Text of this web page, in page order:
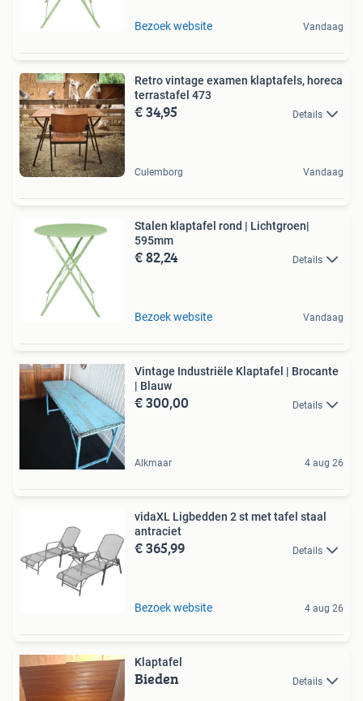
Bezoek website Vandaag
Retro vintage examen klaptafels, horeca
terrastafel 473
€ 34,95 Details
Culemborg Vandaag
Stalen klaptafel rond | Lichtgroen|
595mm
€ 82,24 Details
Bezoek website Vandaag
Vintage Industriële Klaptafel | Brocante
| Blauw
€ 300,00 Details
Alkmaar 4 aug 26
vidaXL Ligbedden 2 st met tafel staal
antraciet
€ 365,99 Details
Bezoek website 4 aug 26
Klaptafel
Bieden Details